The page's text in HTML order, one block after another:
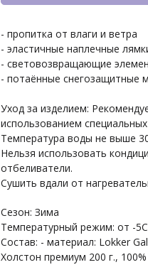
- пропитка от влаги и ветра
- эластичные наплечные
- световозвращающие
- потаённые снегозащитные
Уход за изделием:
использованием
Температура воды не выше
Нельзя использовать
отбеливатели.
Сушить вдали от
Сезон: Зима
Температурный режим: от -
Состав: - материал: Lokker
Холстон премиум 200 г.,